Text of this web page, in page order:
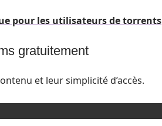
pour les utilisateurs de torrents
gratuitement
et leur simplicité d’accès.